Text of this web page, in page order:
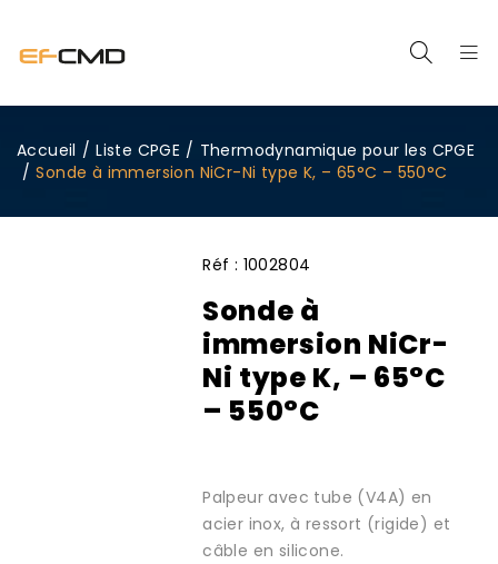
Accueil / Liste CPGE / Thermodynamique pour les CPGE
/ Sonde à immersion NiCr-Ni type K, – 65°C – 550°C
Réf : 1002804
Sonde à
immersion NiCr-
Ni type K, – 65°C
– 550°C
Palpeur avec tube (V4A) en
acier inox, à ressort (rigide) et
câble en silicone.